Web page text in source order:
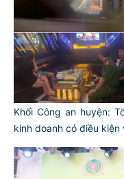
Khối Công an huyện:
kinh doanh có điều